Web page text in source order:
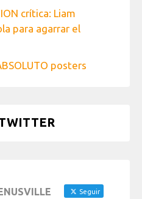
crítica: Liam
para agarrar el
posters
Seguir